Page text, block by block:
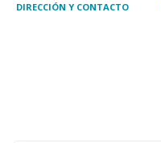
DIRECCIÓN Y CONTACTO